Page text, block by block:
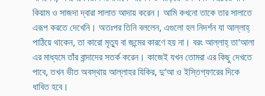
কিয়াম ও সাজদা দ্বারা সালাত আদায় করেন। আমি কখনো তাকে তার সালাতে
এরূপ করতে দেখেনি। অতঃপর তিনি বললেন, এগুলো হল নিদর্শন যা আল্লাহ্
পাঠিয়ে থাকেন, তা কারো মৃত্যু বা জন্মের কারণে হয় না। বরং আল্লাহ্ তা‘আলা
এর মাধ্যমে তাঁর বান্দাদের সতর্ক করেন। কাজেই যখন তোমরা এর কিছু দেখতে
পাবে, তখন ভীত অবস্থায় আল্লাহর যিকির, দু‘আ ও ইস্তিগ্ফারের দিকে
ধাবিত হবে।